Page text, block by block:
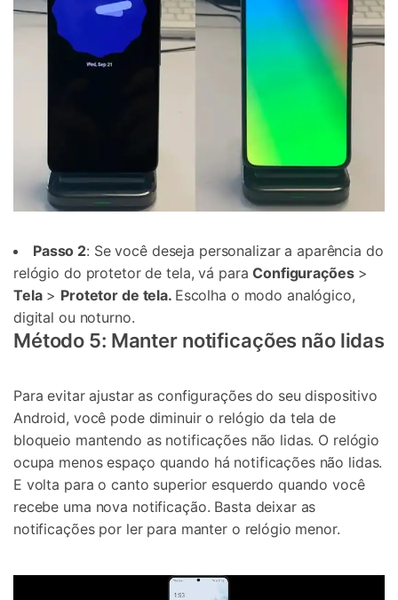
50M+ usuários, 17+ anos
Desbloqueie e repare seu celular
Recupere, proteja e transfira dados faclimente
Tecnologia de IA, sem complicação
Teste Online
Passo 2: Se você deseja personalizar a aparência do
relógio do protetor de tela, vá paraConfigurações>
Tela> Protetor de tela. Escolha o modo analógico,
digital ou noturno.
Método 5: Manter notificações não lidas
Para evitar ajustar as configurações do seu dispositivo
Android, você pode diminuir o relógio da tela de
bloqueio mantendo as notificações não lidas. O relógio
ocupa menos espaço quando há notificações não lidas.
E volta para o canto superior esquerdo quando você
recebe uma nova notificação. Basta deixar as
notificações por ler para manter o relógio menor.